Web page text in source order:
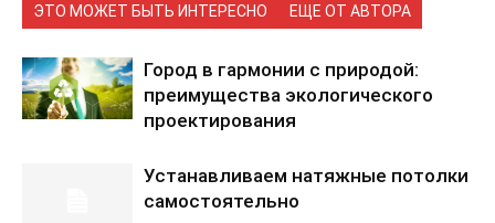
ЭТО МОЖЕТ БЫТЬ ИНТЕРЕСНО ЕЩЕ ОТ АВТОРА
Город в гармонии с природой:
преимущества экологического
проектирования
Устанавливаем натяжные потолки
самостоятельно